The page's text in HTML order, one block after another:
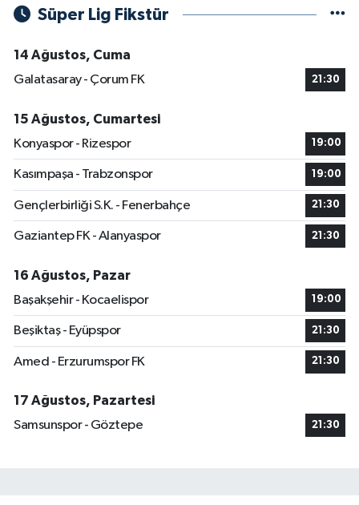
Süper Lig Fikstür
14 Ağustos, Cuma
Galatasaray - Çorum FK
21:30
15 Ağustos, Cumartesi
Konyaspor - Rizespor
19:00
Kasımpaşa - Trabzonspor 19:00
Gençlerbirliği S.K. - Fenerbahçe 21:30
Gaziantep FK - Alanyaspor 21:30
16 Ağustos, Pazar
Başakşehir - Kocaelispor
19:00
Beşiktaş - Eyüpspor 21:30
Amed - Erzurumspor FK 21:30
17 Ağustos, Pazartesi
Samsunspor - Göztepe
21:30